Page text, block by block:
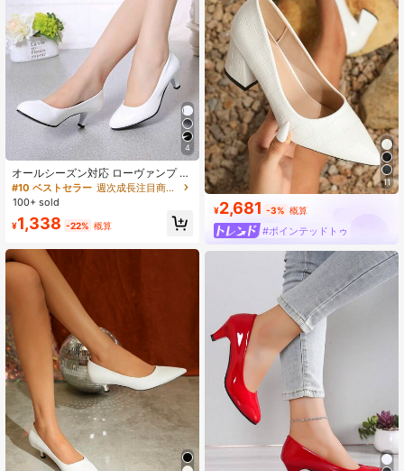
4
オールシーズン対応 ローヴァンプ ハ
イヒール レディースパンプス、プラ
スサイズ ファッションユニフォーム
(1.5サイズ小さめ)
#10 ベストセラー
週次成長注目商品 レディースパンプス
100+ sold
¥1,338 -22% 概算
11
¥2,681 -3% 概算
#ポインテッドトゥ